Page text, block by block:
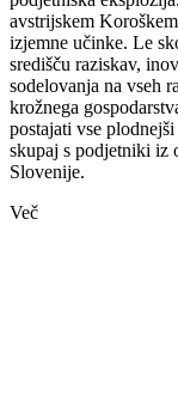
avstrijskem
izjemne učinke. Le
središču raziskav,
sodelovanja na vseh
krožnega
postajati vse
skupaj s podjetniki iz
Slovenije.
Več